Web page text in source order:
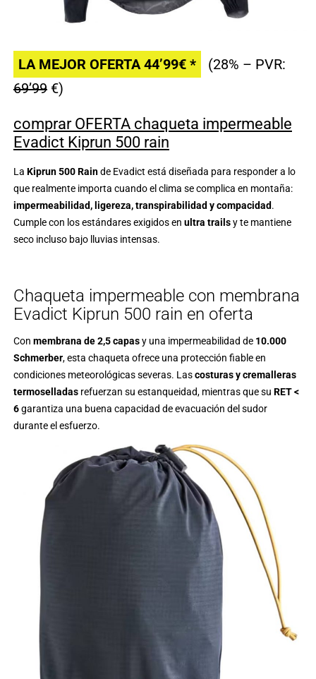
LA MEJOR OFERTA 44’99€ *
(28% – PVR:
69’99€)
comprar OFERTA chaqueta impermeable
Evadict Kiprun 500 rain
La Kiprun 500 Rainde Evadict está diseñada para responder a lo
que realmente importa cuando el clima se complica en montaña:
impermeabilidad, ligereza, transpirabilidad y compacidad.
Cumple con los estándares exigidos en ultra trailsy te mantiene
seco incluso bajo lluvias intensas.
Chaqueta impermeable con membrana
Evadict Kiprun 500 rain en oferta
Con membrana de 2,5 capasy una impermeabilidad de 10.000
Schmerber, esta chaqueta ofrece una protección fiable en
condiciones meteorológicas severas. Lascosturas y cremalleras
termoselladasrefuerzan su estanqueidad, mientras que su RET <
6garantiza una buena capacidad de evacuación del sudor
durante el esfuerzo.